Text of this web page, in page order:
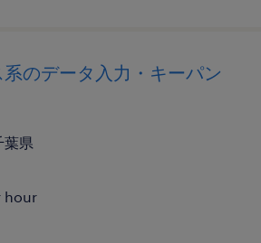
のデータ入力・キーパン
葉県
hour